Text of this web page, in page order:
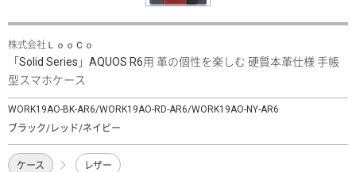
株式会社ＬｏｏＣｏ
「Solid Series」AQUOS R6用 革の個性を楽しむ 硬質本革仕様 手帳
型スマホケース
WORK19AO-BK-AR6/WORK19AO-RD-AR6/WORK19AO-NY-AR6
ブラック/レッド/ネイビー
ケース レザー